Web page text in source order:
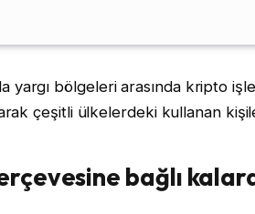
bölgeleri arasında kripto
çeşitli ülkelerdeki kullanan
bağlı